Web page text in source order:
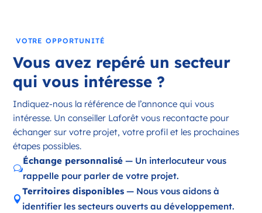
Candidater
Opportunité d’ouverture à Ambazac
Ambazac Nouvelle-Aquitaine
France
Référence: 87002
Plus d'infos
VOTRE OPPORTUNITÉ
Vous avez repéré un secteur
qui vous intéresse ?
Indiquez-nous la référence de l’annonce qui vous
intéresse. Un conseiller Laforêt vous recontacte pour
échanger sur votre projet, votre profil et les prochaines
étapes possibles.
w
Échange personnalisé — Un interlocuteur vous
rappelle pour parler de votre projet.

Territoires disponibles — Nous vous aidons à
identifier les secteurs ouverts au développement.